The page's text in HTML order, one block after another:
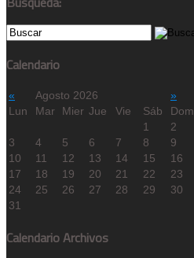
Calendario
« Agosto 2026
»
Lun
Mar Mier Jue Vie Sáb
Dom
1
2
3
4 5 6 7 8
9
10
11 12 13 14 15
16
17
18 19 20 21 22
23
24
25 26 27 28 29
30
31
Calendario Archivos